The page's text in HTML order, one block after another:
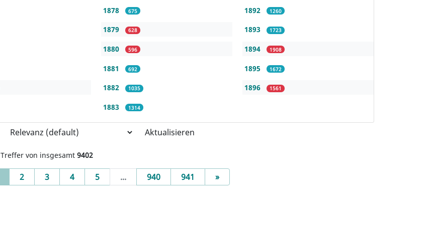
1878 675
1879 628
1880 596
1881 692
1882 1035
1883 1314
1892 1260
1893 1723
1894 1908
1895 1672
1896 1561
Aktualisieren
Treffer von insgesamt 9402
(current)
2 3 4 5 ... 940 941 »Next